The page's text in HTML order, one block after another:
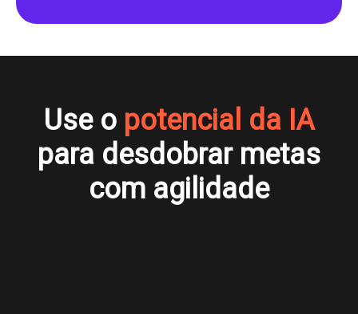
Use o potencial da IA
para desdobrar metas
com agilidade